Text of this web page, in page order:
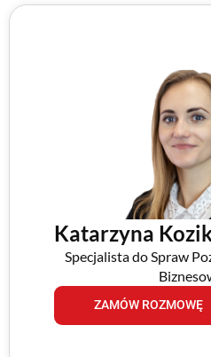
Katarzyna
Specjalista do Spraw
ZAMÓW ROZMOWĘ